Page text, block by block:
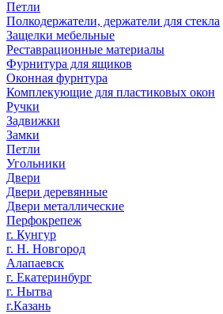
Петли
Полкодержатели, держатели для стекла
Защелки мебельные
Реставрационные материалы
Фурнитура для ящиков
Оконная фурнтура
Комплекующие для пластиковых окон
Ручки
Задвижки
Замки
Петли
Угольники
Двери
Двери деревянные
Двери металлические
Перфокрепеж
г. Кунгур
г. Н. Новгород
Алапаевск
г. Екатеринбург
г. Нытва
г.Казань